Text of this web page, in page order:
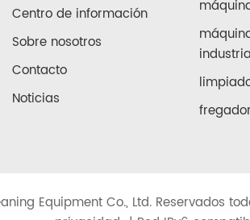
Centro de información
Sobre nosotros
Contacto
Noticias
Equipment Co., Ltd. Reservados